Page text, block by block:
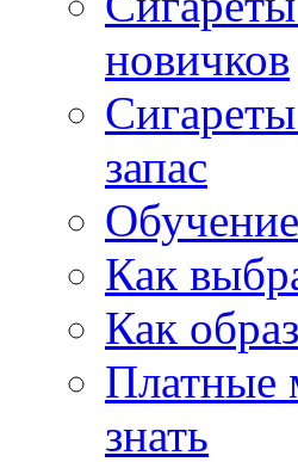
новичков
запас
Как
Как
Платные
знать